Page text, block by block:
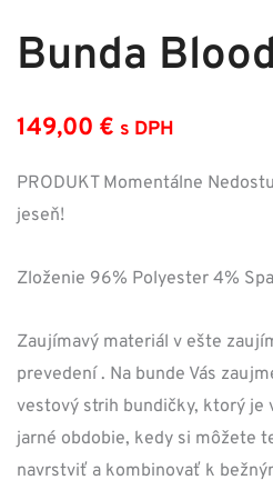
Bunda
149,00 € s DPH
PRODUKT Momentálne
jeseň!
Zloženie 96% Polyester 4%
Zaujímavý materiál v ešte
prevedení . Na bunde Vás
vestový strih bundičky, ktorý je
jarné obdobie, kedy si môžete
navrstviť a kombinovať k